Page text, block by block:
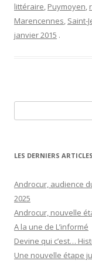
littéraire, Puymoyen,
Marencennes, Saint-
janvier 2015 .
LES DERNIERS ARTICLES
Androcur, audience
2025
Androcur, nouvelle
A la une de L’informé
Devine qui c’est…
Une nouvelle étape